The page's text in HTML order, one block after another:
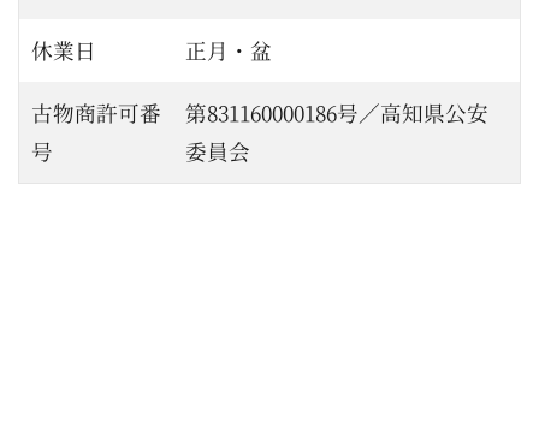
休業日 正月・盆
古物商許可番
号
第831160000186号／高知県公安
委員会